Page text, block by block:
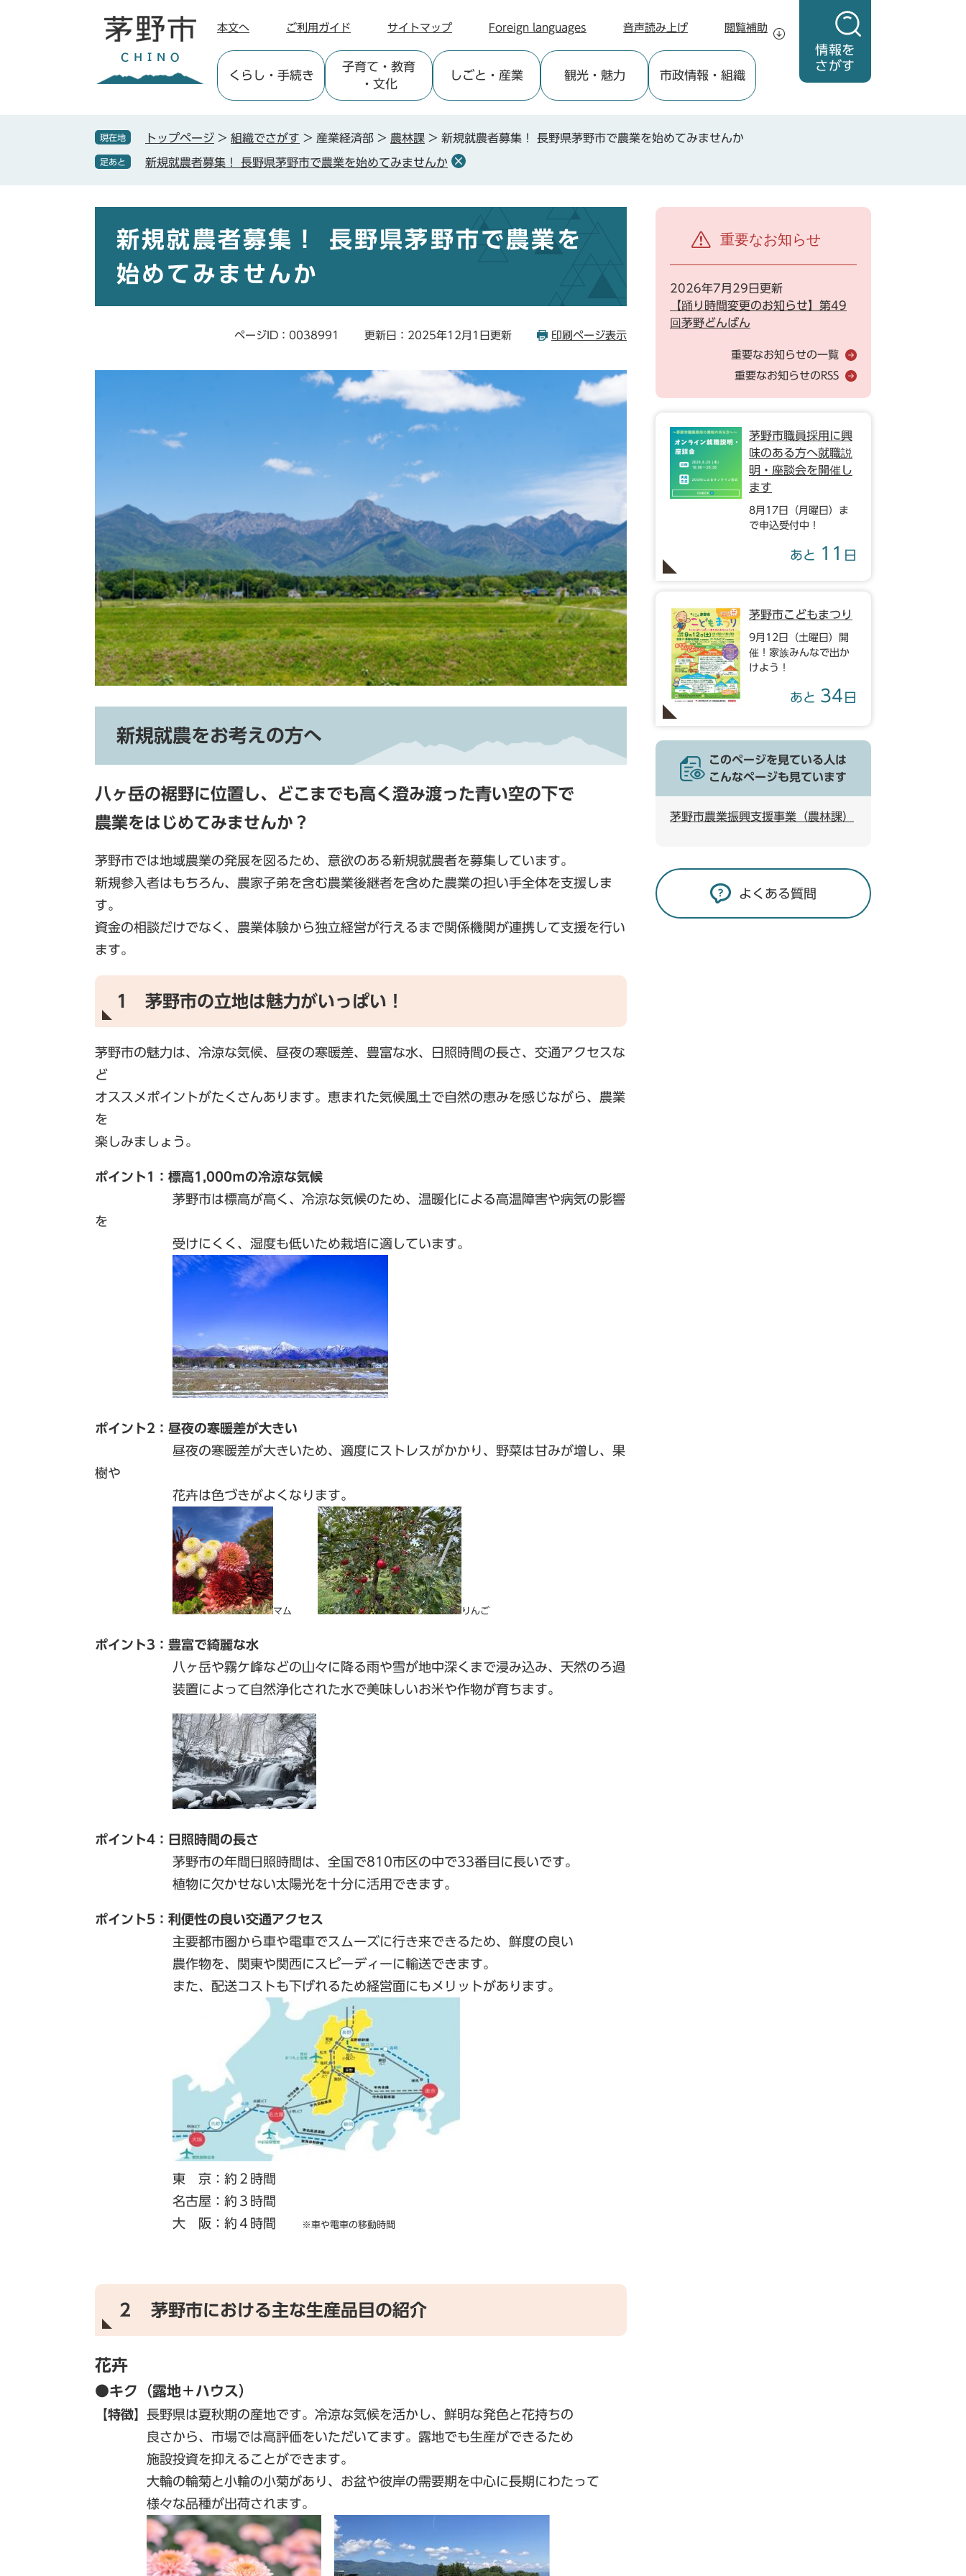
情報を
さがす
本文へ ご利用ガイド サイトマップ Foreign languages 音声読み上げ 閲覧補助
くらし ・手続き
子育て ・教育
・文化
しごと ・産業 観光・魅力 市政情報 ・組織
現在地 トップページ > 組織でさがす > 産業経済部 > 農林課 > 新規就農者募集！ 長野県茅野市で農業を始めてみませんか
足あと 新規就農者募集！ 長野県茅野市で農業を始めてみませんか
新規就農者募集！ 長野県茅野市で農業を
始めてみませんか
ページID：0038991 更新日：2025年12月1日更新 印刷ページ表示
新規就農をお考えの方へ
八ヶ岳の裾野に位置し、どこまでも高く澄み渡った青い空の下で
農業をはじめてみませんか？
茅野市では地域農業の発展を図るため、意欲のある新規就農者を募集しています。
新規参入者はもちろん、農家子弟を含む農業後継者を含めた農業の担い手全体を支援しま
す。
資金の相談だけでなく、農業体験から独立経営が行えるまで関係機関が連携して支援を行い
ます。
1 茅野市の立地は魅力がいっぱい！
茅野市の魅力は、冷涼な気候、昼夜の寒暖差、豊富な水、日照時間の長さ、交通アクセスな
ど
オススメポイントがたくさんあります。恵まれた気候風土で自然の恵みを感じながら、農業
を
楽しみましょう。
ポイント1：標高1,000ｍの冷涼な気候
茅野市は標高が高く、冷涼な気候のため、温暖化による高温障害や病気の影響
を
受けにくく、湿度も低いため栽培に適しています。
ポイント2：昼夜の寒暖差が大きい
昼夜の寒暖差が大きいため、適度にストレスがかかり、野菜は甘みが増し、果
樹や
花卉は色づきがよくなります。
マム りんご
ポイント3：豊富で綺麗な水
八ヶ岳や霧ケ峰などの山々に降る雨や雪が地中深くまで浸み込み、天然のろ過
装置によって自然浄化された水で美味しいお米や作物が育ちます。
ポイント4：日照時間の長さ
茅野市の年間日照時間は、全国で810市区の中で33番目に長いです。
植物に欠かせない太陽光を十分に活用できます。
ポイント5：利便性の良い交通アクセス
主要都市圏から車や電車でスムーズに行き来できるため、鮮度の良い
農作物を、関東や関西にスピーディーに輸送できます。
また、配送コストも下げれるため経営面にもメリットがあります。
東 京：約２時間
名古屋：約３時間
大 阪：約４時間
※車や電車の移動時間
２ 茅野市における主な生産品目の紹介
花卉
●キク（露地＋ハウス）
【特徴】 長野県は夏秋期の産地です。冷涼な気候を活かし、鮮明な発色と花持ちの
良さから、市場では高評価をいただいてます。露地でも生産ができるため
施設投資を抑えることができます。
大輪の輪菊と小輪の小菊があり、お盆や彼岸の需要期を中心に長期にわたって
様々な品種が出荷されます。
重要なお知らせ
2026年7月29日更新
【踊り時間変更のお知らせ】第49
回茅野どんばん
重要なお知らせの一覧
重要なお知らせのRSS
茅野市職員採用に興
味のある方へ就職説
明・座談会を開催し
ます
8月17日（月曜日）ま
で申込受付中！
あと 11 日
茅野市こどもまつり
9月12日（土曜日）開
催！家族みんなで出か
けよう！
あと 34 日
このページを見ている人は
こんなページも見ています
茅野市農業振興支援事業（農林課）
よくある質問